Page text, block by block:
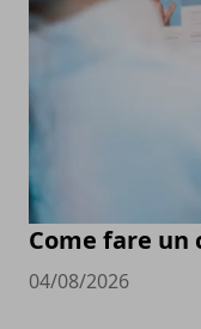
Come fare un
04/08/2026